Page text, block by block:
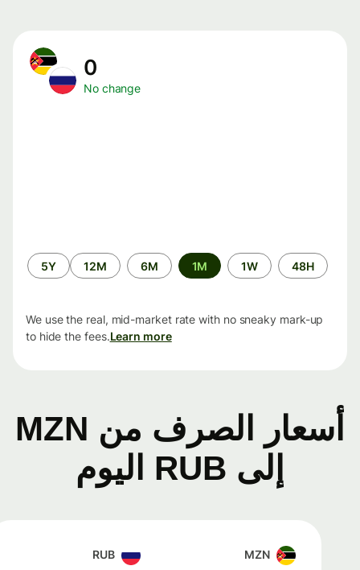
No change
الفترة
الزمنية
48H
1W
1M
6M
12M
5Y
We use the real, mid-market rate with no sneaky mark-up
to hide the fees.Learn more
أسعار الصرف من MZN
إلى RUB اليوم
MZN
RUB